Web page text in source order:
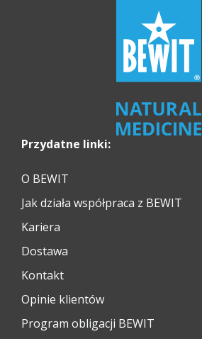
Przydatne linki:
O BEWIT
Jak działa współpraca z BEWIT
Kariera
Dostawa
Kontakt
Opinie klientów
Program obligacji BEWIT